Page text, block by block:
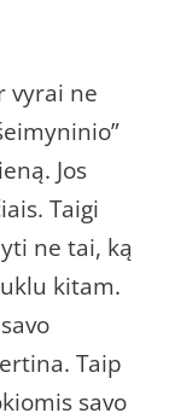
vyrai ne
Jos
Taigi
ne tai, ką
kitam.
Taip
savo